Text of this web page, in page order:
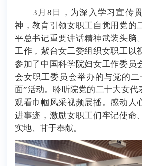
3月8日，为深入学习宣传
神，教育引领女职工自觉用党的
平总书记重要讲话精神武装头脑
工作，紫台女工委组织女职工以
参加了中国科学院妇女工作委员
会女职工委员会举办的与党的
面”活动。聆听院党的二十大女代
观看巾帼风采视频展播。感动人
进事迹，激励女职工们牢记使命
实地、甘于奉献。